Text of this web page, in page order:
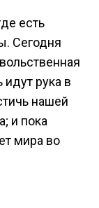
есть
Сегодня
идут рука в
нашей
и пока
мира во